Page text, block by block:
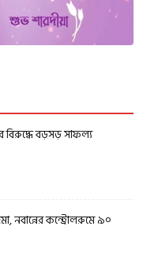
বিরুদ্ধে বড়সড় সাফল্য
নবান্নের কন্ট্রোলরুমে ৯০